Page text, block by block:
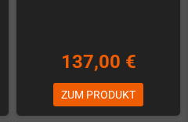
137,00 €
ZUM PRODUKT